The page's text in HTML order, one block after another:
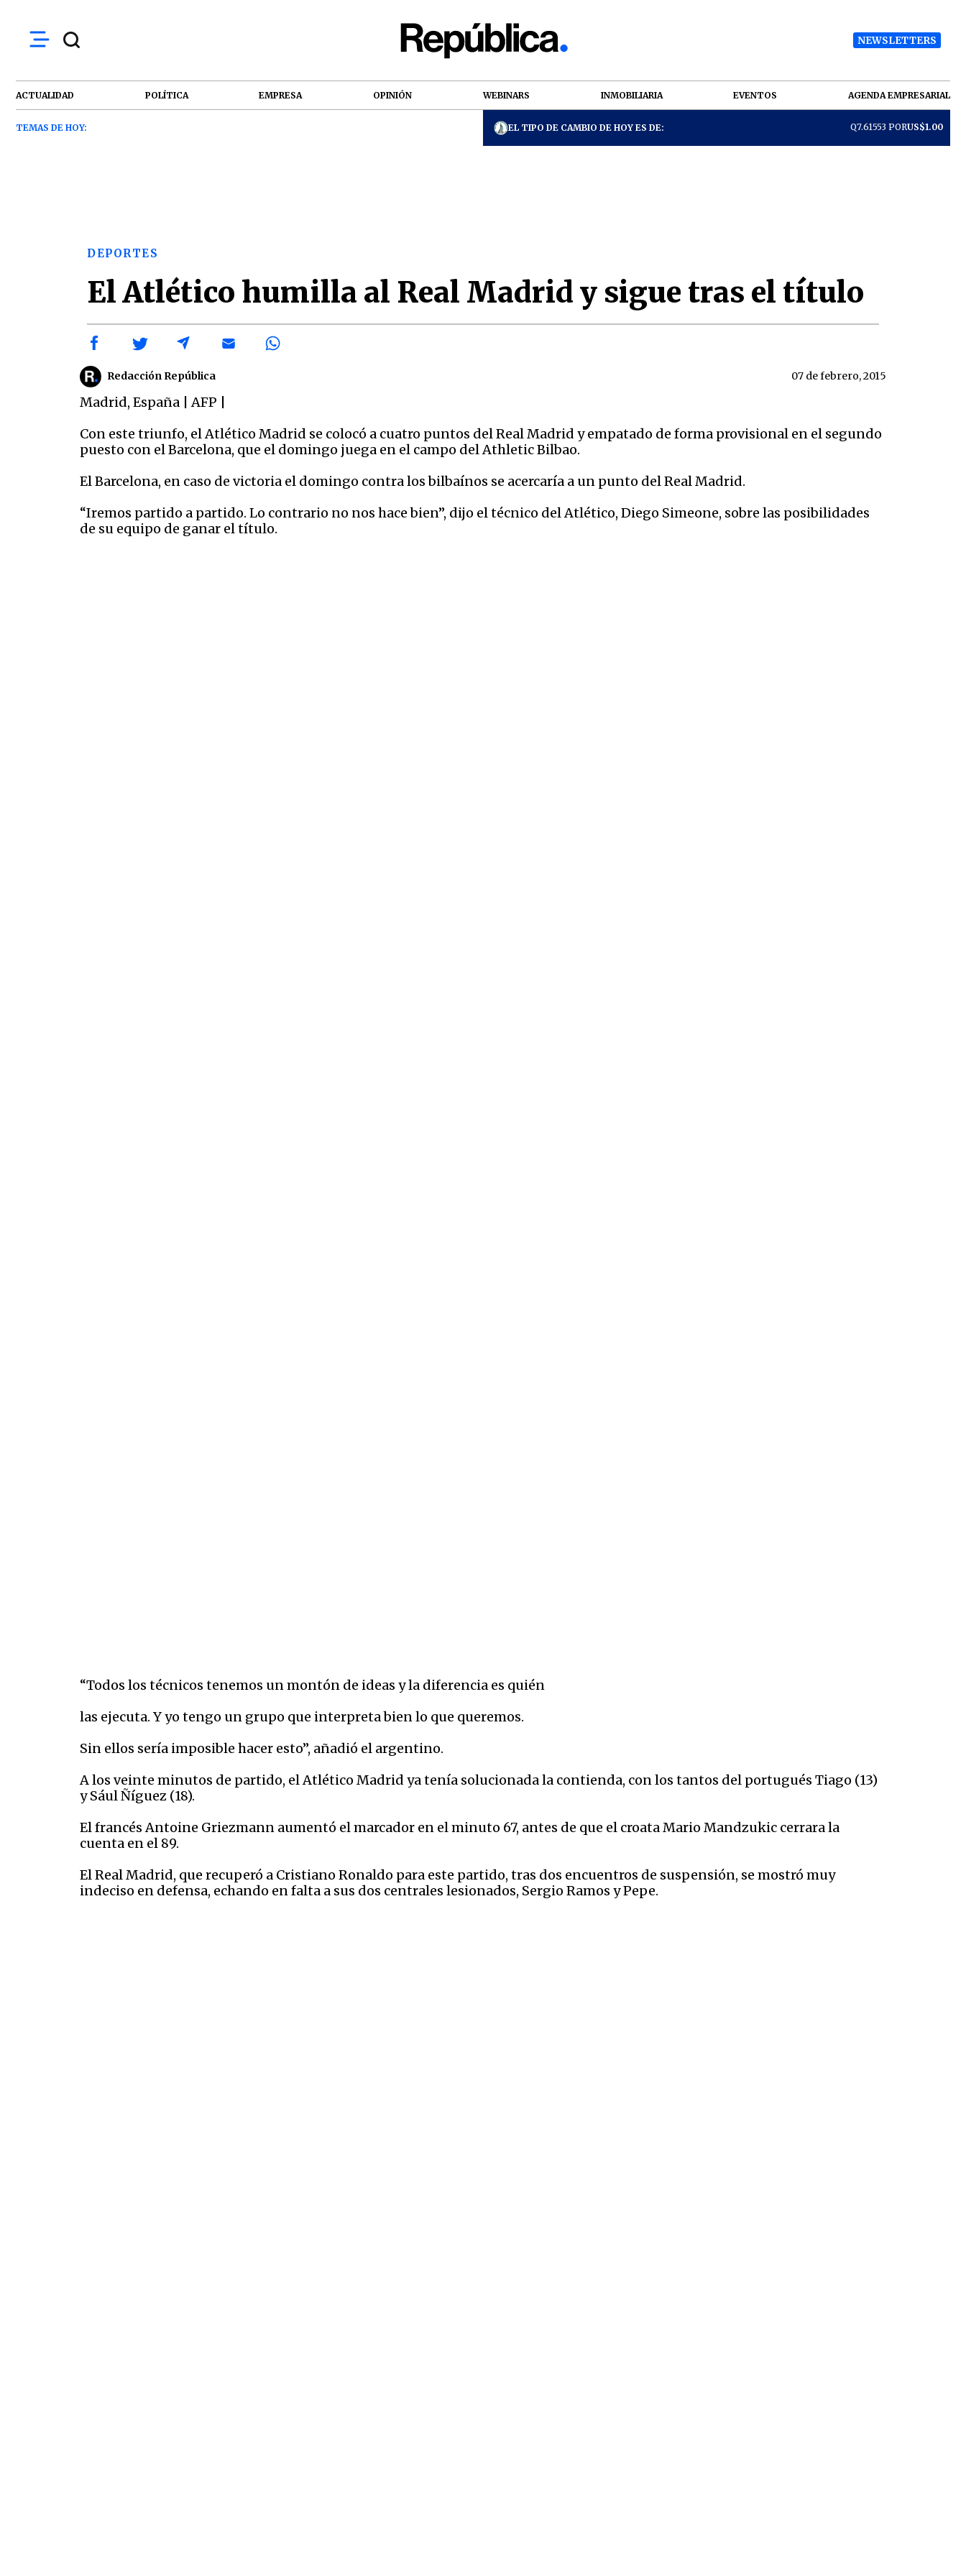
NEWSLETTERS
ACTUALIDAD POLÍTICA EMPRESA OPINIÓN WEBINARS INMOBILIARIA EVENTOS AGENDA EMPRESARIAL
TEMAS DE HOY: EL TIPO DE CAMBIO DE HOY ES DE: Q7.61553 PORUS$1.00
DEPORTES
El Atlético humilla al Real Madrid y sigue tras el título
Redacción República 07 de febrero, 2015
Madrid, España | AFP |
Con este triunfo, el Atlético Madrid se colocó a cuatro puntos del Real Madrid y empatado de forma provisional en el segundo
puesto con el Barcelona, que el domingo juega en el campo del Athletic Bilbao.
El Barcelona, en caso de victoria el domingo contra los bilbaínos se acercaría a un punto del Real Madrid.
“Iremos partido a partido. Lo contrario no nos hace bien”, dijo el técnico del Atlético, Diego Simeone, sobre las posibilidades
de su equipo de ganar el título.
“Todos los técnicos tenemos un montón de ideas y la diferencia es quién
las ejecuta. Y yo tengo un grupo que interpreta bien lo que queremos.
Sin ellos sería imposible hacer esto”, añadió el argentino.
A los veinte minutos de partido, el Atlético Madrid ya tenía solucionada la contienda, con los tantos del portugués Tiago (13)
y Sául Ñíguez (18).
El francés Antoine Griezmann aumentó el marcador en el minuto 67, antes de que el croata Mario Mandzukic cerrara la
cuenta en el 89.
El Real Madrid, que recuperó a Cristiano Ronaldo para este partido, tras dos encuentros de suspensión, se mostró muy
indeciso en defensa, echando en falta a sus dos centrales lesionados, Sergio Ramos y Pepe.